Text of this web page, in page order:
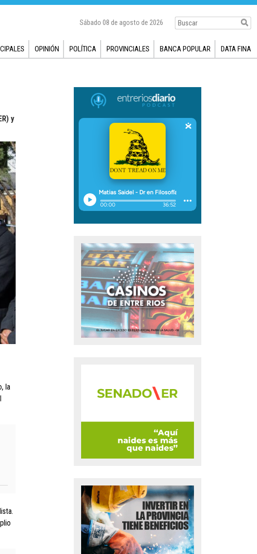
Sábado 08 de agosto de 2026
OPINIÓN POLÍTICA PROVINCIALES BANCA POPULAR DATA FINA
) y
la